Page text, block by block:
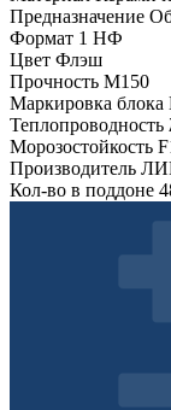
Предназначение
Формат 1 НФ
Цвет Флэш
Прочность М150
Маркировка блока
Теплопроводность
Морозостойкость
Производитель
Кол-во в поддоне